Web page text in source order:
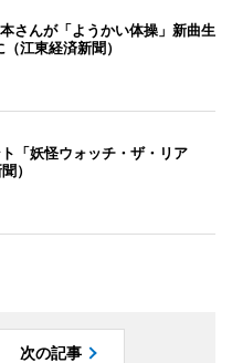
さんが「ようかい体操」新曲生
江東経済新聞）
「妖怪ウォッチ・ザ・リア
）
次の記事